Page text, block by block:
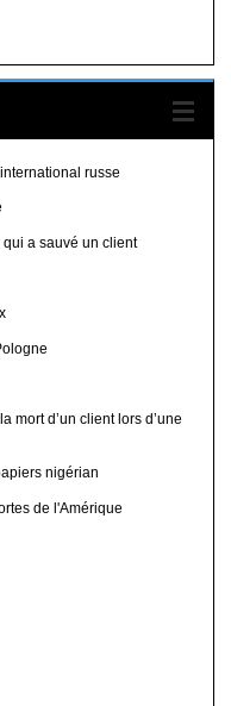
russe
a sauvé un client
mort d’un client lors d’une
nigérian
de l'Amérique